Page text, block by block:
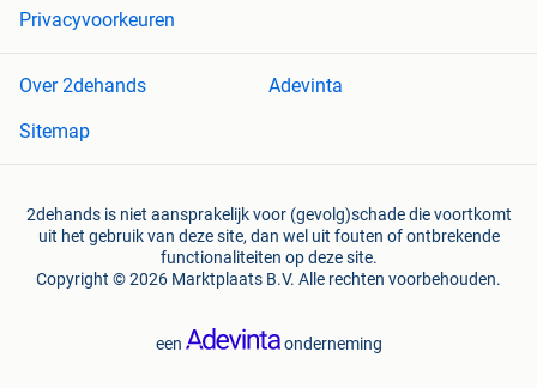
Privacyvoorkeuren
Over 2dehands
Adevinta
Sitemap
2dehands is niet aansprakelijk voor (gevolg)schade die voortkomt
uit het gebruik van deze site, dan wel uit fouten of ontbrekende
functionaliteiten op deze site.
Copyright © 2026 Marktplaats B.V. Alle rechten voorbehouden.
een onderneming